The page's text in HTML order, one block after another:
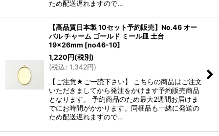
ため配送遅れますので…
【高品質日本製 10セット予約販売】No.46 オー
バル チャーム ゴールド ミール皿 土台
19×26mm [no46-10]
1,220円(税別)
(税込: 1,342円)
【ご注意★ご一読下さい】 こちらの商品はご注文
いただきましてから発注をかけます予約販売商品
となります。 予約商品のため最大2週間お届けま
でにお時間がかかります。同梱品も一緒に発送の
ため配送遅れますので…